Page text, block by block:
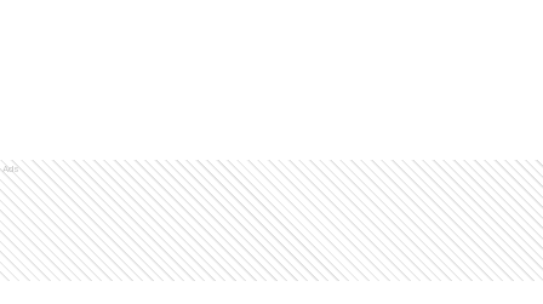
Ads